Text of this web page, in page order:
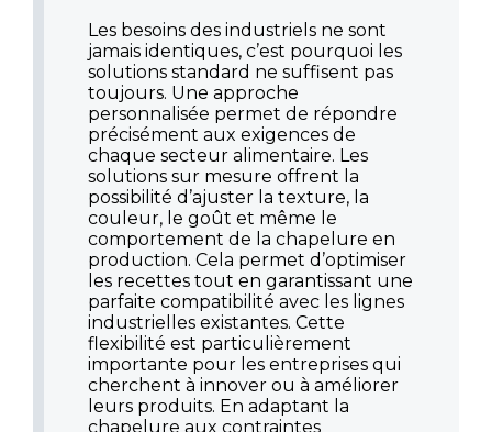
Les besoins des industriels ne sont
jamais identiques, c’est pourquoi les
solutions standard ne suffisent pas
toujours. Une approche
personnalisée permet de répondre
précisément aux exigences de
chaque secteur alimentaire. Les
solutions sur mesure offrent la
possibilité d’ajuster la texture, la
couleur, le goût et même le
comportement de la chapelure en
production. Cela permet d’optimiser
les recettes tout en garantissant une
parfaite compatibilité avec les lignes
industrielles existantes. Cette
flexibilité est particulièrement
importante pour les entreprises qui
cherchent à innover ou à améliorer
leurs produits. En adaptant la
chapelure aux contraintes